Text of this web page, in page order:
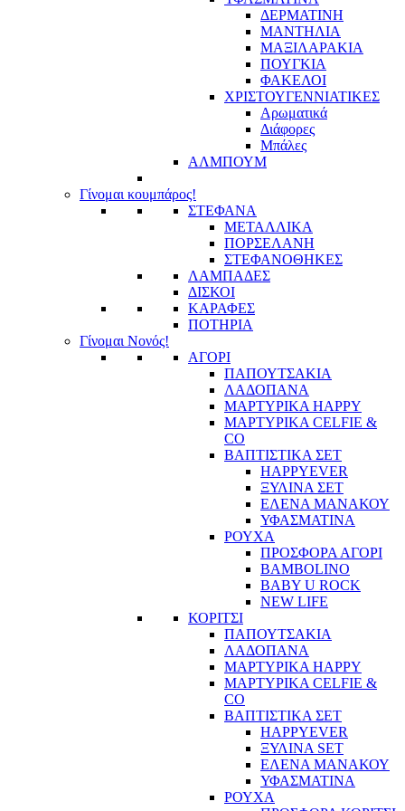
ΔΕΡΜΑΤΙΝΗ
ΜΑΝΤΗΛΙΑ
ΜΑΞΙΛΑΡΑΚΙΑ
ΠΟΥΓΚΙΑ
ΦΑΚΕΛΟΙ
ΧΡΙΣΤΟΥΓΕΝΝΙΑΤΙΚΕΣ
Αρωματικά
Διάφορες
Μπάλες
ΑΛΜΠΟΥΜ
Γίνομαι κουμπάρος!
ΣΤΕΦΑΝΑ
ΜΕΤΑΛΛΙΚΑ
ΠΟΡΣΕΛΑΝΗ
ΣΤΕΦΑΝΟΘΗΚΕΣ
ΛΑΜΠΑΔΕΣ
ΔΙΣΚΟΙ
ΚΑΡΑΦΕΣ
ΠΟΤΗΡΙΑ
Γίνομαι Νονός!
ΑΓΟΡΙ
ΠΑΠΟΥΤΣΑΚΙΑ
ΛΑΔΟΠΑΝΑ
ΜΑΡΤΥΡΙΚΑ HAPPY
ΜΑΡΤΥΡΙΚΑ CELFIE &
CO
ΒΑΠΤΙΣΤΙΚΑ ΣΕΤ
HAPPYEVER
ΞΥΛΙΝΑ ΣΕΤ
ΕΛΕΝΑ ΜΑΝΑΚΟΥ
ΥΦΑΣΜΑΤΙΝΑ
ΡΟΥΧΑ
ΠΡΟΣΦΟΡΑ ΑΓΟΡΙ
BAMBOLINO
BABY U ROCK
NEW LIFE
ΚΟΡΙΤΣΙ
ΠΑΠΟΥΤΣΑΚΙΑ
ΛΑΔΟΠΑΝΑ
ΜΑΡΤΥΡΙΚΑ HAPPY
ΜΑΡΤΥΡΙΚΑ CELFIE &
CO
ΒΑΠΤΙΣΤΙΚΑ ΣΕΤ
HAPPYEVER
ΞΥΛΙΝΑ SET
ΕΛΕΝΑ ΜΑΝΑΚΟΥ
ΥΦΑΣΜΑΤΙΝΑ
ΡΟΥΧΑ